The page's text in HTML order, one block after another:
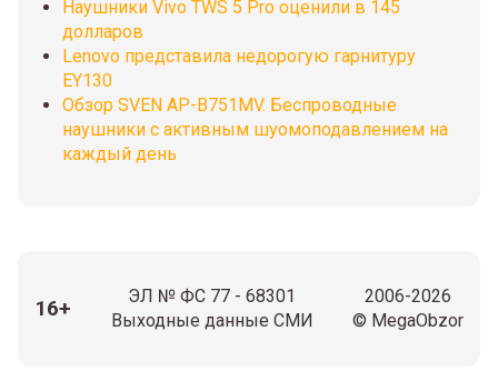
Наушники Vivo TWS 5 Pro оценили в 145
долларов
Lenovo представила недорогую гарнитуру
EY130
Обзор SVEN AP-B751MV. Беспроводные
наушники с активным шуомоподавлением на
каждый день
16+
ЭЛ № ФС 77 - 68301
Выходные данные СМИ
2006-2026
© MegaObzor